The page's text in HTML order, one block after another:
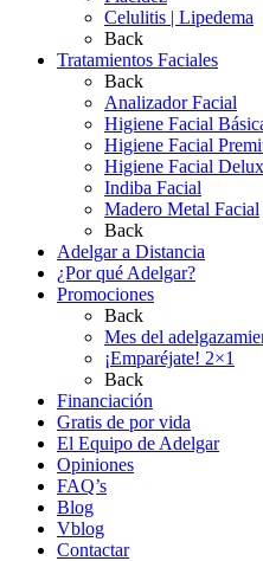
Celulitis | Lipedema
Back
Tratamientos Faciales
Back
Analizador Facial
Higiene Facial
Higiene Facial
Higiene Facial
Indiba Facial
Madero Metal Facial
Back
Adelgar a Distancia
¿Por qué Adelgar?
Promociones
Back
Mes del
¡Emparéjate! 2×1
Back
Financiación
Gratis de por vida
El Equipo de Adelgar
Opiniones
FAQ’s
Blog
Vblog
Contactar